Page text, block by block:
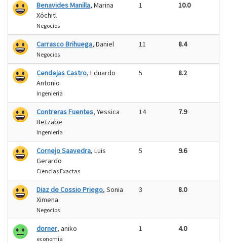
Benavides Manilla, Marina
Xóchitl
Negocios
1 10.0
Carrasco Brihuega, Daniel
Negocios
11 8.4
Cendejas Castro, Eduardo
Antonio
Ingenieria
5 8.2
Contreras Fuentes, Yessica
Betzabe
Ingeniería
14 7.9
Cornejo Saavedra, Luis
Gerardo
Ciencias Exactas
5 9.6
Diaz de Cossio Priego, Sonia
Ximena
Negocios
3 8.0
dorner, aniko
economía
1 4.0